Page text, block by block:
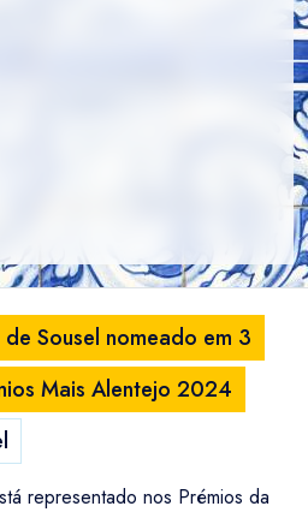
Sousel nomeado em 3
Mais Alentejo 2024
representado nos Prémios da